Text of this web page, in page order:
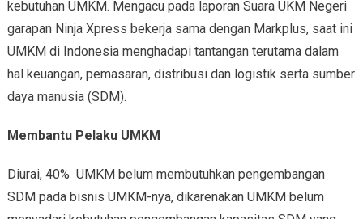
kebutuhan UMKM. Mengacu pada laporan Suara UKM Negeri
garapan Ninja Xpress bekerja sama dengan Markplus, saat ini
UMKM di Indonesia menghadapi tantangan terutama dalam
hal keuangan, pemasaran, distribusi dan logistik serta sumber
daya manusia (SDM).
Membantu Pelaku UMKM
Diurai, 40% UMKM belum membutuhkan pengembangan
SDM pada bisnis UMKM-nya, dikarenakan UMKM belum